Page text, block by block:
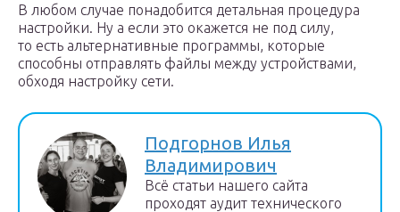
В любом случае понадобится детальная процедура
настройки. Ну а если это окажется не под силу,
то есть альтернативные программы, которые
способны отправлять файлы между устройствами,
обходя настройку сети.
Подгорнов Илья
Владимирович
Всё статьи нашего сайта
проходят аудит технического